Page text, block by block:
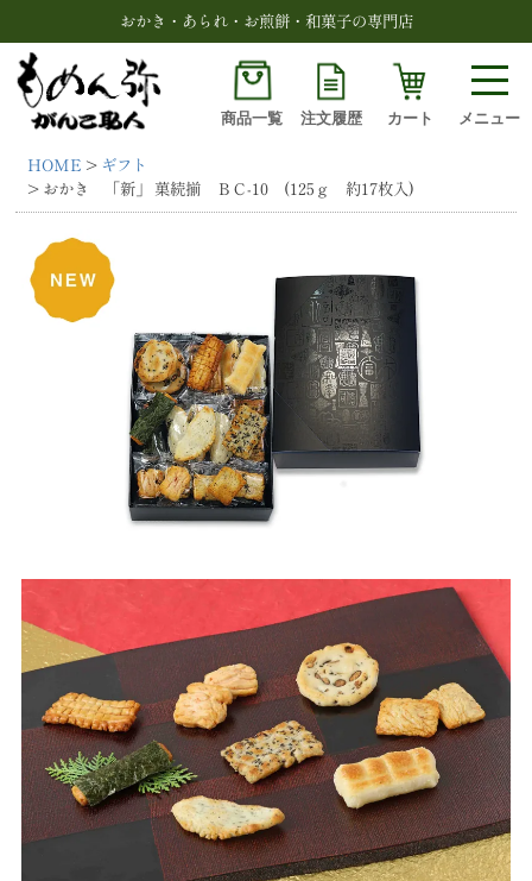
おかき・あられ・お煎餅・和菓子の専門店
商品一覧 注文履歴 カート メニュー
HOME
ギフト
おかき 「新」 菓続揃 ＢＣ-10 (125ｇ 約17枚入)